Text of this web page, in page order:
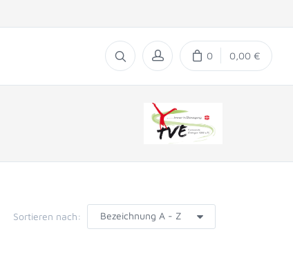
0 0,00 €
Sortieren nach: